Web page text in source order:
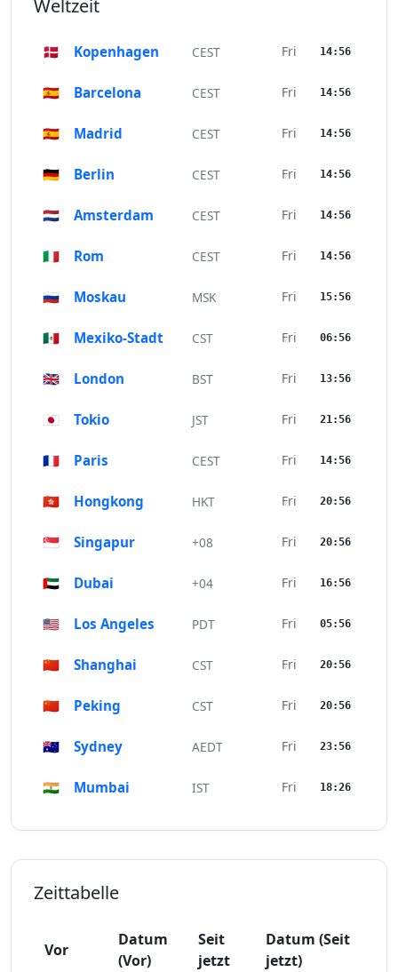
Weltzeit
🇩🇰 Kopenhagen CEST Fri 14:56
🇪🇸 Barcelona CEST Fri 14:56
🇪🇸 Madrid CEST Fri 14:56
🇩🇪 Berlin CEST Fri 14:56
🇳🇱 Amsterdam CEST Fri 14:56
🇮🇹 Rom CEST Fri 14:56
🇷🇺 Moskau MSK Fri 15:56
🇲🇽 Mexiko-Stadt CST Fri 06:56
🇬🇧 London BST Fri 13:56
🇯🇵 Tokio JST Fri 21:56
🇫🇷 Paris CEST Fri 14:56
🇭🇰 Hongkong HKT Fri 20:56
🇸🇬 Singapur +08 Fri 20:56
🇦🇪 Dubai +04 Fri 16:56
🇺🇸 Los Angeles PDT Fri 05:56
🇨🇳 Shanghai CST Fri 20:56
🇨🇳 Peking CST Fri 20:56
🇦🇺 Sydney AEDT Fri 23:56
🇮🇳 Mumbai IST Fri 18:26
Zeittabelle
Vor
Datum
(Vor)
Seit
jetzt
Datum (Seit
jetzt)